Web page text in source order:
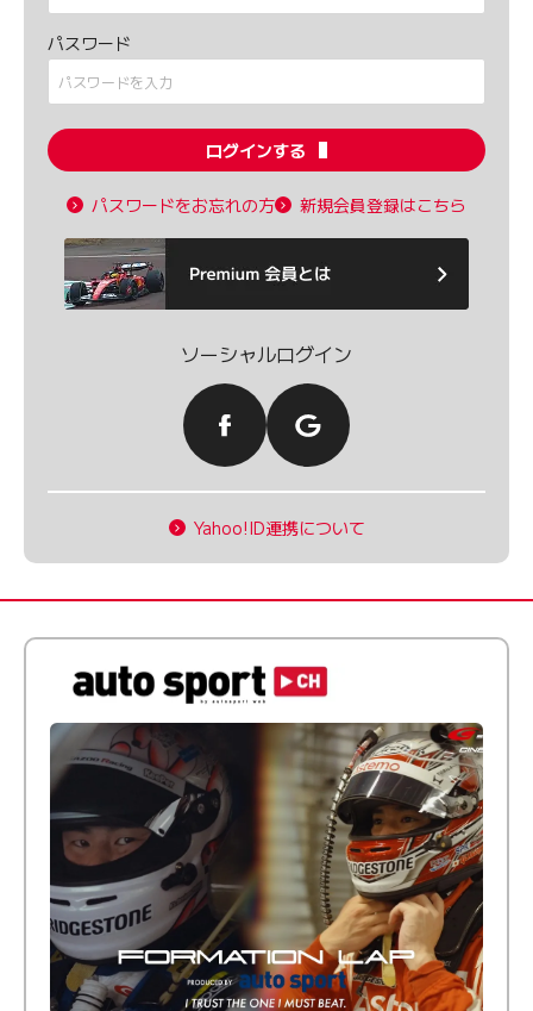
パスワード
ログインする
パスワードをお忘れの方 新規会員登録はこちら
ソーシャルログイン
Yahoo!ID連携について
倒す相手を、信じてる。小林利徠斗 × 野村勇斗
【FORMATION LAP Produced by auto sport】
2026 Episode 2